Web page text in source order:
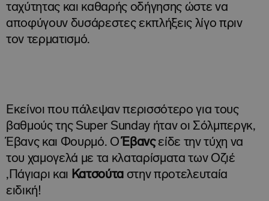
ταχύτητας και καθαρής οδήγησης ώστε να
αποφύγουν δυσάρεστες εκπλήξεις λίγο πριν
τον τερματισμό.
Εκείνοι που πάλεψαν περισσότερο για τους
βαθμούς της Super Sunday ήταν οι Σόλμπεργκ,
Έβανς και Φουρμό. ΟΈβανςείδε την τύχη να
του χαμογελά με τα κλαταρίσματα των Οζιέ
,Πάγιαρι και Κατσούτα στην προτελευταία
ειδική!